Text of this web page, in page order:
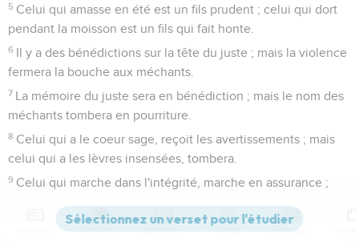
5 Celui qui amasse en été est un fils prudent ; celui qui dort
pendant la moisson est un fils qui fait honte.
6 Il y a des bénédictions sur la tête du juste ; mais la violence
fermera la bouche aux méchants.
7 La mémoire du juste sera en bénédiction ; mais le nom des
méchants tombera en pourriture.
8 Celui qui a le coeur sage, reçoit les avertissements ; mais
celui qui a les lèvres insensées, tombera.
9 Celui qui marche dans l'intégrité, marche en assurance ;
Celui qui cligne de l'oeil cause du trouble ; et celui qui a
Versions Commentaires Strong